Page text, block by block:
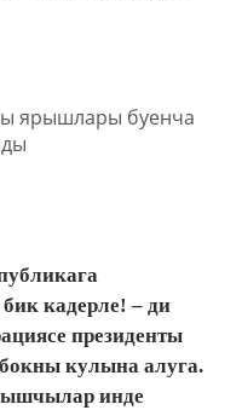
кадерле! – ди
президенты
кулына алуга.
инде